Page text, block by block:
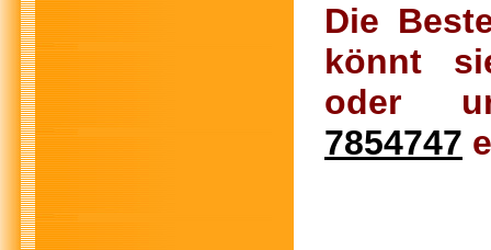
Die
könnt
oder
7854747